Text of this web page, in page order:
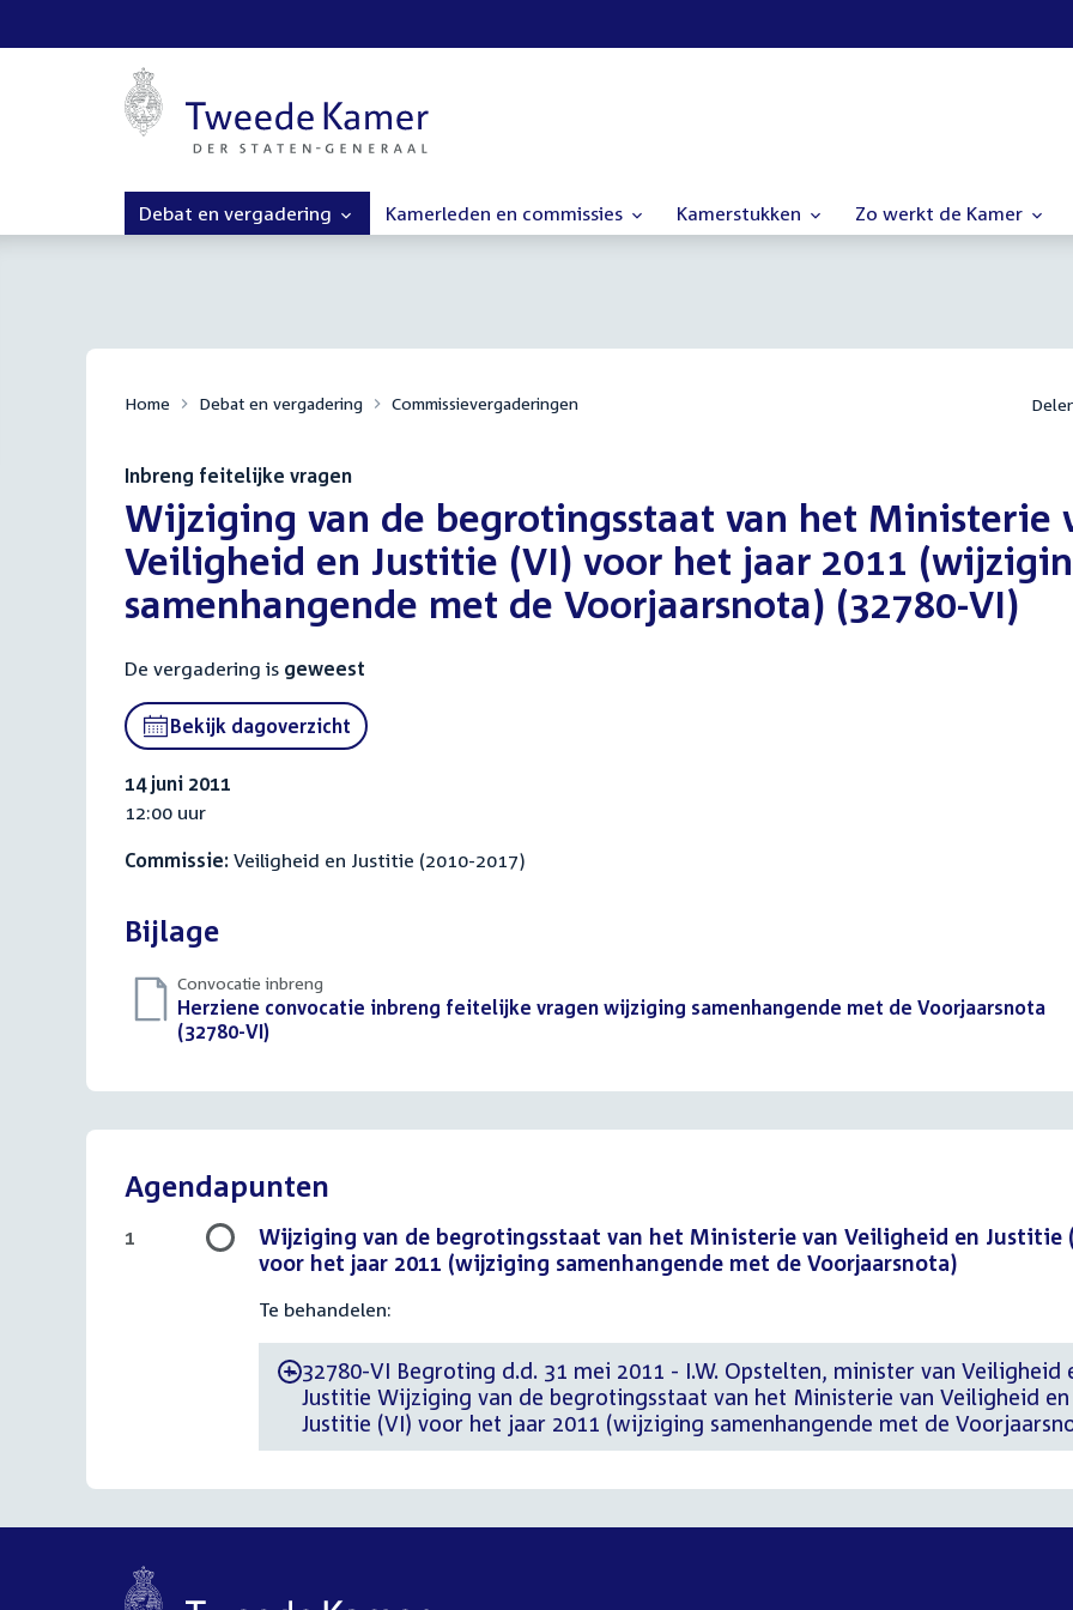
Debat en vergadering Kamerleden en commissies Kamerstukken Zo werkt de Kamer
Home Debat en vergadering Commissievergaderingen
Inbreng feitelijke vragen
:Wijziging van de begrotingsstaat van het Ministerie
Veiligheid en Justitie (VI) voor het jaar 2011
samenhangende met de Voorjaarsnota) (32780-VI)
De vergadering is geweest
Bekijk dagoverzicht
14 juni 2011
12:00 uur
Commissie: Veiligheid en Justitie (2010-2017)
Bijlage
Convocatie inbreng
Download
bestand:
Herziene convocatie inbreng feitelijke vragen wijziging samenhangende met de Voorjaarsnota
(32780-VI)
Agendapunten
Wijziging van de begrotingsstaat van het Ministerie van Veiligheid en Justitie
voor het jaar 2011 (wijziging samenhangende met de Voorjaarsnota)
Te behandelen:
-32780-VI Begroting d.d. 31 mei 2011 - I.W. Opstelten, minister van Veiligheid
Justitie Wijziging van de begrotingsstaat van het Ministerie van Veiligheid en
Justitie (VI) voor het jaar 2011 (wijziging samenhangende met de
1